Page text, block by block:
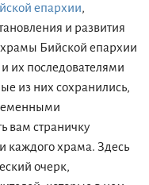
епархии,
и развития
Бийской епархии
их последователями
из них сохранились,
вам страничку
и каждого храма. Здесь
очерк,